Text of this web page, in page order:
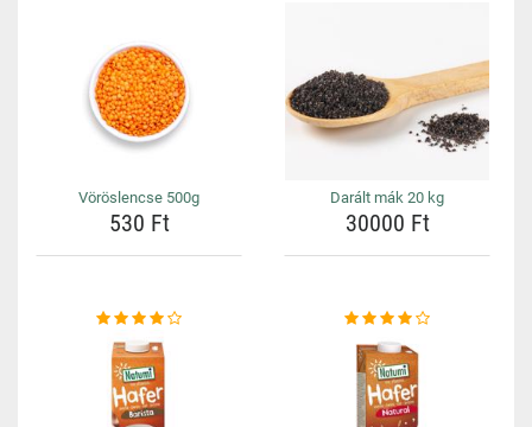
Vöröslencse 500g
530 Ft
Darált mák 20 kg
30000 Ft